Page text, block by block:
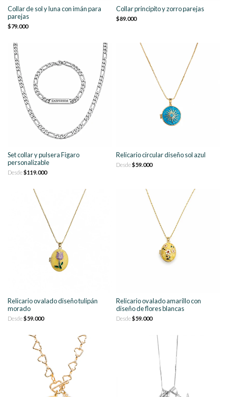
Collar de sol y luna con imán para
parejas
$79.000
Collar principito y zorro parejas
$89.000
Set collar y pulsera Figaro
personalizable
Desde$119.000
Relicario circular diseño sol azul
Desde$59.000
Relicario ovalado diseño tulipán
morado
Desde$59.000
Relicario ovalado amarillo con
diseño de flores blancas
Desde$59.000